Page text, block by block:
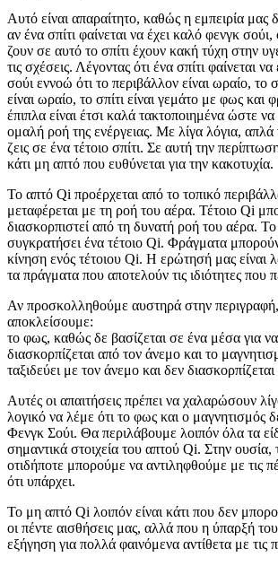
Αυτό είναι απαραίτητο, καθώς η εμπειρία μας
αν ένα σπίτι φαίνεται να έχει καλό φενγκ
ζουν σε αυτό το σπίτι έχουν κακή τύχη στην
τις σχέσεις. Λέγοντας ότι ένα σπίτι φαίνεται
σούι εννοώ ότι το περιβάλλον είναι ωραίο, το
είναι ωραίο, το σπίτι είναι γεμάτο με φως και
έπιπλα είναι έτσι καλά τακτοποιημένα ώστε να
ομαλή ροή της ενέργειας. Με λίγα λόγια, απλά
ζεις σε ένα τέτοιο σπίτι. Σε αυτή την
κάτι μη απτό που ευθύνεται για την κακοτυχία.
Το απτό Qi προέρχεται από το τοπικό
μεταφέρεται με τη ροή του αέρα. Τέτοιο Qi
διασκορπιστεί από τη δυνατή ροή του αέρα.
συγκρατήσει ένα τέτοιο Qi. Φράγματα
κίνηση ενός τέτοιου Qi. Η ερώτησή μας είναι
τα πράγματα που αποτελούν τις ιδιότητες που
Αν προσκολληθούμε αυστηρά στην
αποκλείσουμε:
το φως, καθώς δε βασίζεται σε ένα μέσα για να
διασκορπίζεται από τον άνεμο και το
ταξιδεύει με τον άνεμο και δεν
Αυτές οι απαιτήσεις πρέπει να χαλαρώσουν
λογικό να λέμε ότι το φως και ο μαγνητισμός
Φενγκ Σούι. Θα περιλάβουμε λοιπόν όλα τα
σημαντικά στοιχεία του απτού Qi. Στην ουσία,
οτιδήποτε μπορούμε να αντιληφθούμε με τις
ότι υπάρχει.
Το μη απτό Qi λοιπόν είναι κάτι που δεν
οι πέντε αισθήσεις μας, αλλά που η ύπαρξή
εξήγηση για πολλά φαινόμενα αντίθετα με τις